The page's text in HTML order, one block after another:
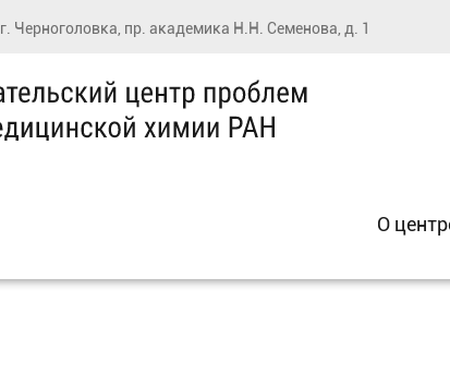
г. Черноголовка, пр. академика Н.Н. Семенова, д. 1
О